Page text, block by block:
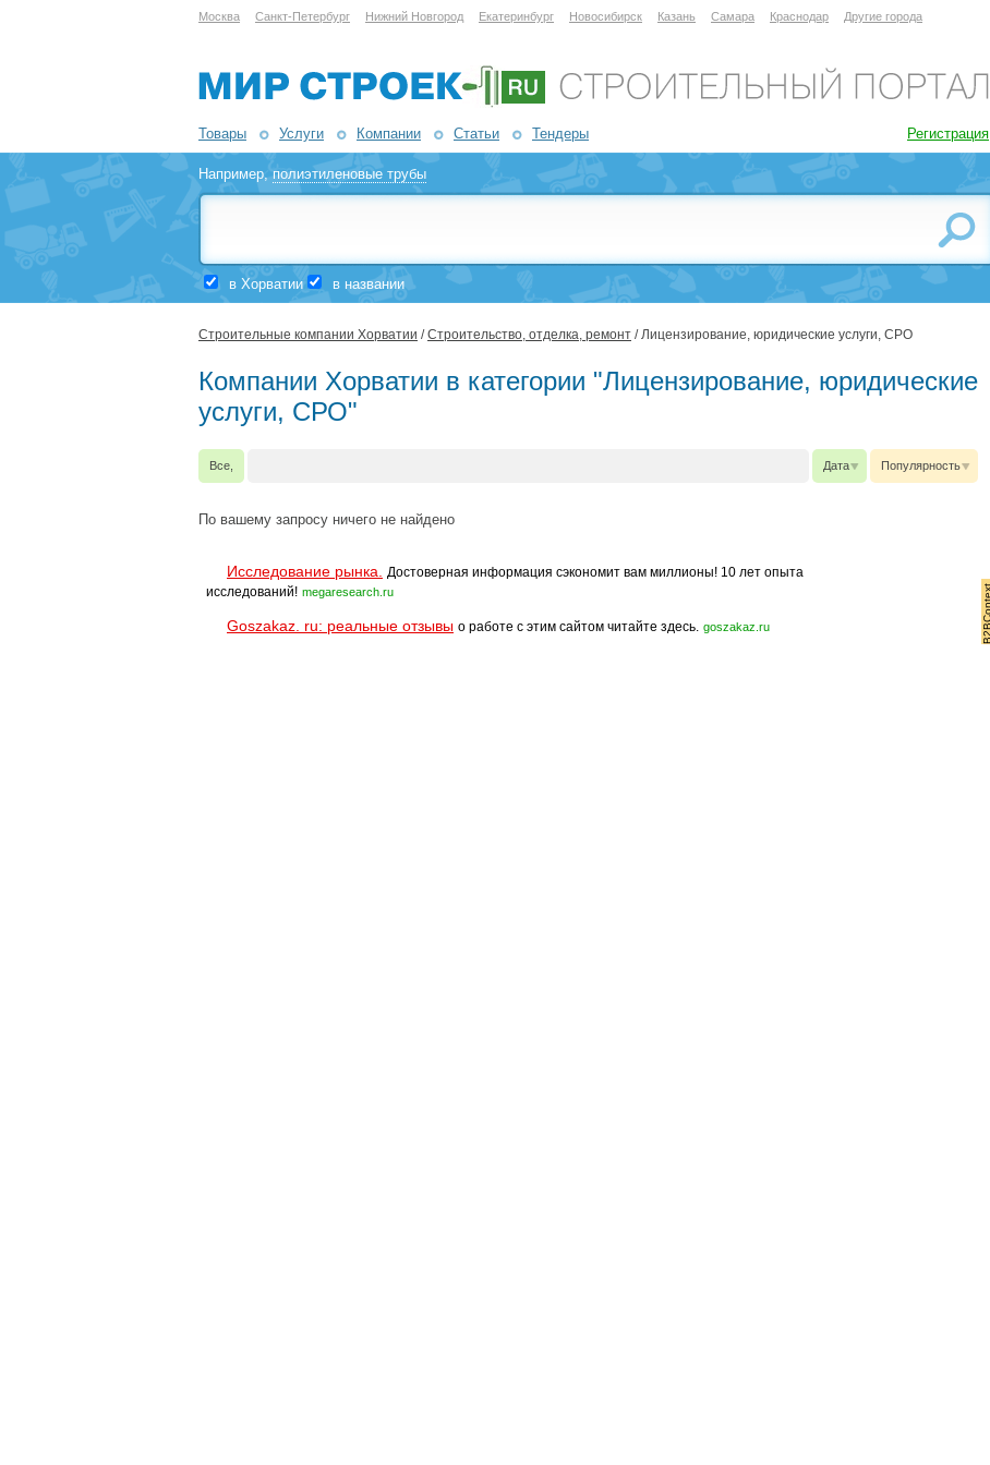
Москва Санкт-Петербург Нижний Новгород Екатеринбург Новосибирск Казань Самара Краснодар Другие города
Товары Услуги Компании Статьи Тендеры Регистрация
Например,полиэтиленовые трубы
в Хорватии в названии
Строительные компании Хорватии /Строительство, отделка, ремонт / Лицензирование, юридические услуги, СРО
Компании Хорватии в категории "Лицензирование, юридические
услуги, СРО"
Все, Дата Популярность
По вашему запросу ничего не найдено
Исследование рынка.
Достоверная информация сэкономит вам миллионы! 10 лет опыта
исследований! megaresearch.ru
Goszakaz. ru: реальные отзывы о работе с этим сайтом читайте здесь. goszakaz.ru